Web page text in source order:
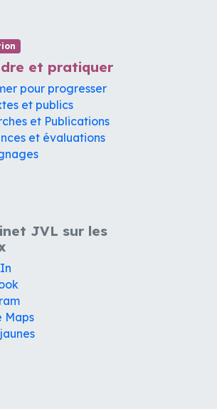
et pratiquer
pour progresser
et publics
et Publications
et évaluations
JVL sur les
Maps